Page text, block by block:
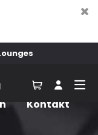
Kontakt